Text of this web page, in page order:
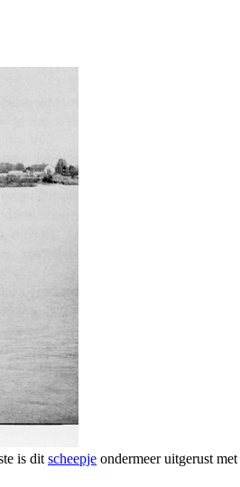
is dit scheepje ondermeer uitgerust met